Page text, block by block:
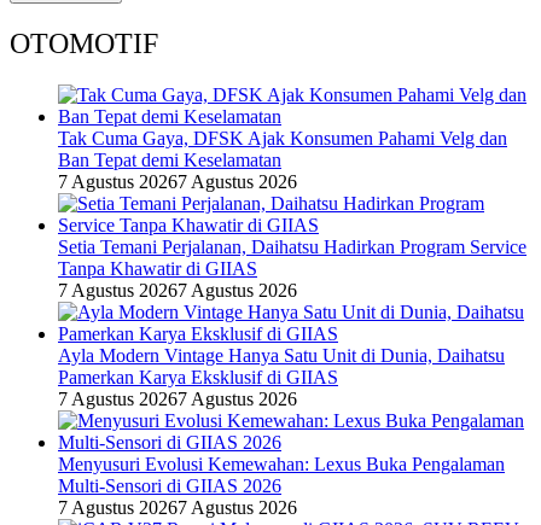
OTOMOTIF
Tak Cuma Gaya, DFSK Ajak Konsumen Pahami Velg dan
Ban Tepat demi Keselamatan
7 Agustus 20267 Agustus 2026
Setia Temani Perjalanan, Daihatsu Hadirkan Program Service
Tanpa Khawatir di GIIAS
7 Agustus 20267 Agustus 2026
Ayla Modern Vintage Hanya Satu Unit di Dunia, Daihatsu
Pamerkan Karya Eksklusif di GIIAS
7 Agustus 20267 Agustus 2026
Menyusuri Evolusi Kemewahan: Lexus Buka Pengalaman
Multi-Sensori di GIIAS 2026
7 Agustus 20267 Agustus 2026